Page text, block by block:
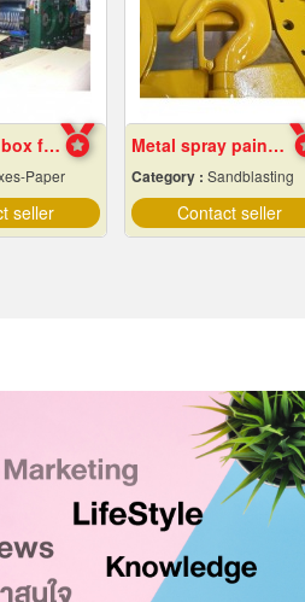
Corrugated box factory
Paper
seller
Metal spray paint Chonburi
Category : Sandblasting
Contact seller